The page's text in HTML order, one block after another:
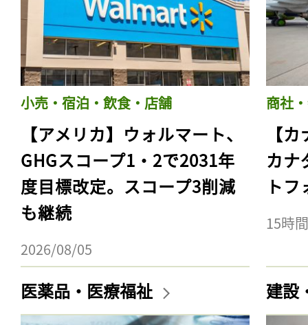
小売・宿泊・飲食・店舗
【アメリカ】ウォルマート、
GHGスコープ1・2で2031年
度目標改定。スコープ3削減
も継続
2026/08/05
商社
【
カナ
ト
15時
医薬品・医療福祉 建設